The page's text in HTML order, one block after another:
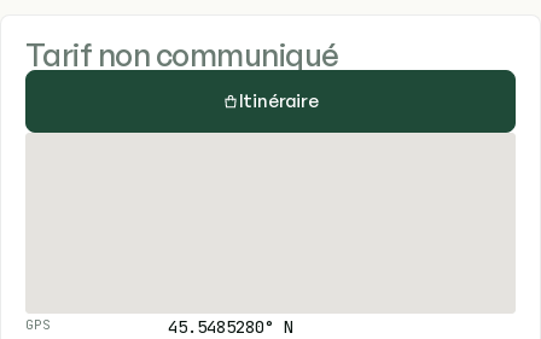
Tarif non communiqué
Itinéraire
GPS
45.5485280° N